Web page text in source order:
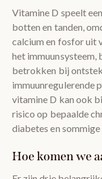
Vitamine D speelt
botten en tanden,
calcium en fosfor uit
het immuunsysteem,
betrokken bij
immuunregulerende
vitamine D kan ook
risico op bepaalde
diabetes en
Hoe komen we